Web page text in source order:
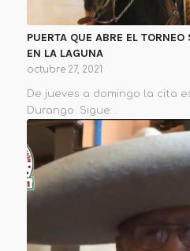
PUERTA QUE ABRE EL
EN LA LAGUNA
octubre 27, 2021
De jueves a domingo la cita
Durango. Sigue…